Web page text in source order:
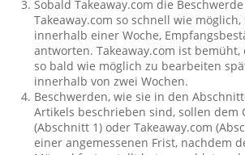
Sobald Takeaway.com die
Takeaway.com so schnell wie
innerhalb einer Woche,
antworten. Takeaway.com ist bemüht,
so bald wie möglich zu bearbeiten
innerhalb von zwei Wochen.
Beschwerden, wie sie in den
Artikels beschrieben sind, sollen dem
(Abschnitt 1) oder Takeaway.com
einer angemessenen Frist, nachdem